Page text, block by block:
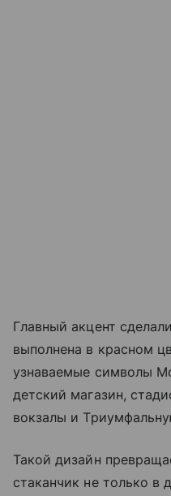
Главный акцент
выполнена в красном
узнаваемые символы
детский магазин,
вокзалы и
Такой дизайн
стаканчик не только в